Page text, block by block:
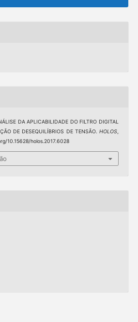
DA APLICABILIDADE DO FILTRO DIGITAL
DE DESEQUILÍBRIOS DE TENSÃO.HOLOS,
10.15628/holos.2017.6028